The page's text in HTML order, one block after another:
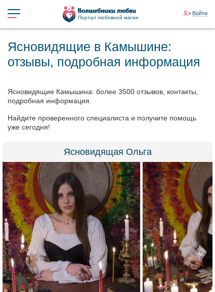
Портал любовной магии
Войти
Ясновидящие в Камышине:
отзывы, подробная информация
Ясновидящие Камышина: более 3500 отзывов, контакты,
подробная информация.
Найдите проверенного специалиста и получите помощь
уже сегодня!
Ясновидящая Ольга